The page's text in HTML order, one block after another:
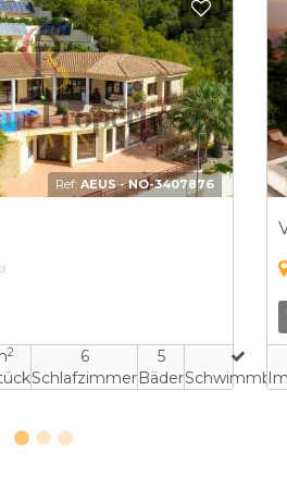
Ref:BRE-1530927
2
5
Schlafzimmer
7
BäderSchwimmbad
Zu